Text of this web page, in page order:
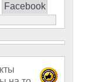
Facebook